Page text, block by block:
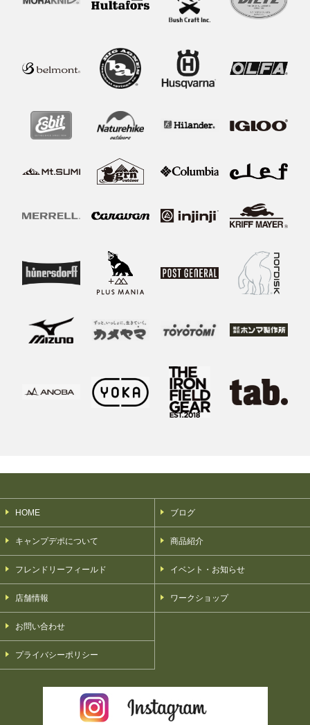
HOME
キャンプデポについて
フレンドリーフィールド
店舗情報
お問い合わせ
プライバシーポリシー
ブログ
商品紹介
イベント・お知らせ
ワークショップ